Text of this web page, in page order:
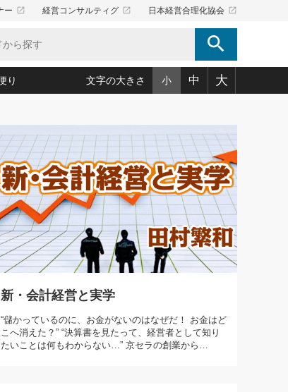
ー launch 経営コンサルティグ launch 日本経営合理化協会 launch
search
鈴木敏文氏 言葉で伝
（ジャーナリスト 勝
もっとみる
経営入
れる 気配りの達人(127)
決め手(203)
(38)
守成の好機(38)
の磨き方」(86)
思想に学ぶ経営学(132)
たち」(32)
の ──社長のための「か・ら・だマネジメント」
を味方に！新・仕事術(180)
鍛え方(32)
む基礎レッスン(12)
読むべき今月の4冊(88)
む読書術(162)
(30)
・ビジネスに学ぶ心理学(98)
これぞ！"本物の温泉"』(157)
り
読者通信」著者インタビュー(44)
ネス見聞録 経営ニュース(100)
信司の経営無形庵(けいえいむぎょうあん)(166)
セミナー情報局(1)
への着眼点 牟田太陽(76)
を聞いて学ぼう 実学・耳学・磨く「ミミガク」のすすめ
文字の大きさ 小 中 大
新・会計経営と実学
“儲かっているのに、お金がないのはなぜだ！ お金はど
こへ消えた？” “決算書を見たって、経営者として知り
たいことは何もわからない…” 京セラの創業から…